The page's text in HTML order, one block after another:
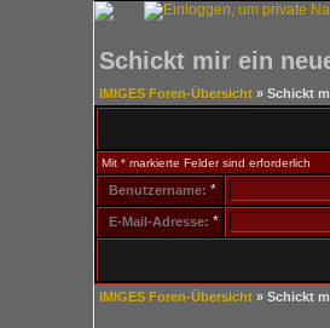
Schickt mir ein
IMIGES Foren-Übersicht» Schickt
Mit * markierte Felder sind erforderlich
Benutzername: *
E-Mail-Adresse: *
IMIGES Foren-Übersicht» Schickt